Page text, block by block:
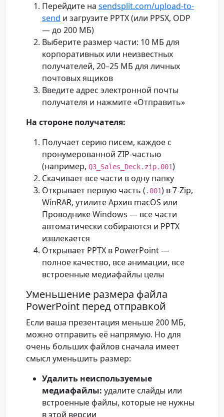
Перейдите на sendsplit.com/upload-to-
send и загрузите PPTX (или PPSX, ODP
— до 200 МБ)
Выберите размер части: 10 МБ для
корпоративных или неизвестных
получателей, 20–25 МБ для личных
почтовых ящиков
Введите адрес электронной почты
получателя и нажмите «Отправить»
На стороне получателя:
Получает серию писем, каждое с
пронумерованной ZIP-частью
(например, Q3_Sales_Deck.zip.001)
Скачивает все части в одну папку
Открывает первую часть ( .001) в 7-Zip,
WinRAR, утилите Архив macOS или
Проводнике Windows — все части
автоматически собираются и PPTX
извлекается
Открывает PPTX в PowerPoint —
полное качество, все анимации, все
встроенные медиафайлы целы
Уменьшение размера файла
PowerPoint перед отправкой
Если ваша презентация меньше 200 МБ,
можно отправить её напрямую. Но для
очень больших файлов сначала имеет
смысл уменьшить размер:
Удалить неиспользуемые
медиафайлы: удалите слайды или
встроенные файлы, которые не нужны
в этой версии